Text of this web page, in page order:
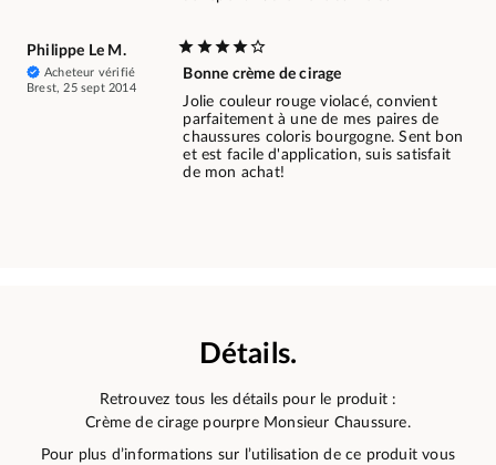
Philippe Le M.
Acheteur vérifié
Brest, 25 sept 2014
Bonne crème de cirage
Jolie couleur rouge violacé, convient
parfaitement à une de mes paires de
chaussures coloris bourgogne. Sent bon
et est facile d'application, suis satisfait
de mon achat!
Détails.
Retrouvez tous les détails pour le produit :
Crème de cirage pourpre Monsieur Chaussure.
Pour plus d’informations sur l’utilisation de ce produit vous